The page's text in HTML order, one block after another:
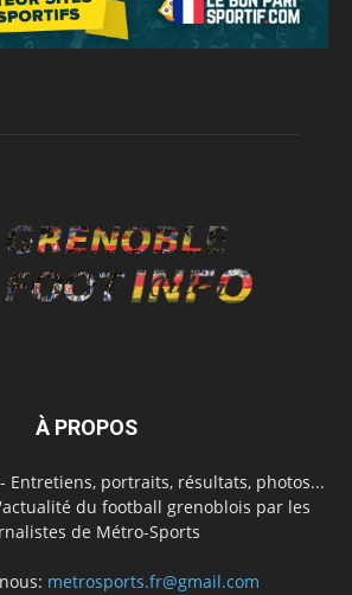
À PROPOS
Entretiens, portraits, résultats, photos...
du football grenoblois par les
de Métro-Sports
metrosports.fr@gmail.com